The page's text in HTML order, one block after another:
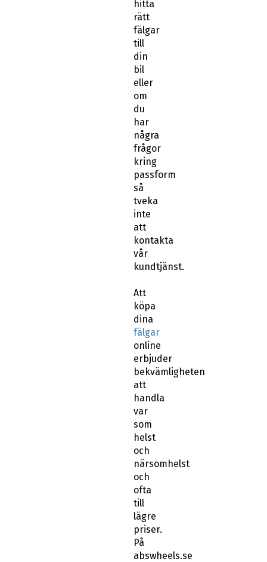
hitta
rätt
fälgar
till
din
bil
eller
om
du
har
några
frågor
kring
passform
så
tveka
inte
att
kontakta
vår
kundtjänst.
Att
köpa
dina
fälgar
online
erbjuder
bekvämligheten
att
handla
var
som
helst
och
närsomhelst
och
ofta
till
lägre
priser.
På
abswheels.se